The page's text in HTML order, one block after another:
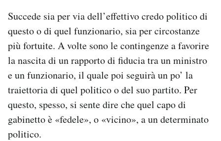
Succede sia per via dell’effettivo credo politico di
questo o di quel funzionario, sia per circostanze
più fortuite. A volte sono le contingenze a favorire
la nascita di un rapporto di fiducia tra un ministro
e un funzionario, il quale poi seguirà un po’ la
traiettoria di quel politico o del suo partito. Per
questo, spesso, si sente dire che quel capo di
gabinetto è «fedele», o «vicino», a un determinato
politico.